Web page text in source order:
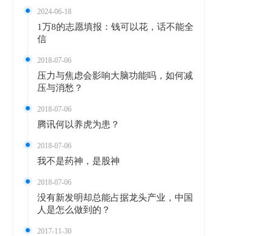
2024-06-18
1万8的志愿填报：钱可以花，话不能全
信
2018-07-06
压力与焦虑会影响大脑功能吗，如何减
压与消愁？
2018-07-06
腾讯何以养虎为患？
2018-07-06
我不是药神，是股神
2018-07-06
没有新发明却总能占据龙头产业，中国
人是怎么做到的？
2017-11-30